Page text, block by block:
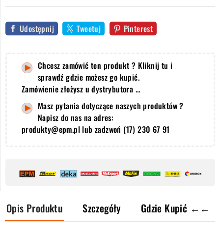
Udostępnij Tweetuj Pinterest
Chcesz zamówić ten produkt ? Kliknij tu i
sprawdź gdzie możesz go kupić.
Zamówienie złożysz u dystrybutora ...
Masz pytania dotyczące naszych produktów ?
Napisz do nas na adres:
produkty@epm.pl lub zadzwoń (17) 230 67 91
Opis Produktu Szczegóły Gdzie Kupić ←←